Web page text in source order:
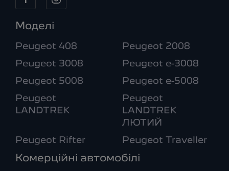
Моделі
Peugeot 408 Peugeot 2008
Peugeot 3008 Peugeot e-3008
Peugeot 5008 Peugeot e-5008
Peugeot
LANDTREK
Peugeot
LANDTREK
ЛЮТИЙ
Peugeot Rifter Peugeot Traveller
Комерційні автомобілі